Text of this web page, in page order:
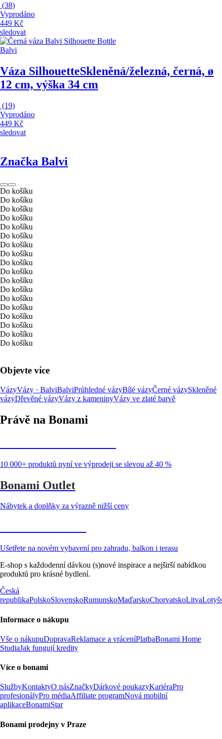
(38)
Vyprodáno
449 Kč
sledovat
Balvi
Váza SilhouetteSkleněná/železná, černá, ø
12 cm, výška 34 cm
(19)
Vyprodáno
449 Kč
sledovat
Značka Balvi
Do košíku
Do košíku
Do košíku
Do košíku
Do košíku
Do košíku
Do košíku
Do košíku
Do košíku
Do košíku
Do košíku
Do košíku
Do košíku
Do košíku
Do košíku
Do košíku
Do košíku
Do košíku
Objevte více
VázyVázy · BalviBalviPrůhledné vázyBílé vázyČerné vázySkleněné
vázyDřevěné vázyVázy z kameninyVázy ve zlaté barvě
Právě na Bonami
10 000+ produktů nyní ve výprodeji se slevou až 40 %
Bonami Outlet
Nábytek a doplňky za výrazně nižší ceny
Ušetřete na novém vybavení pro zahradu, balkon i terasu
E-shop s každodenní dávkou (s)nové inspirace a nejširší nabídkou
produktů pro krásné bydlení.
Česká
republikaPolskoSlovenskoRumunskoMaďarskoChorvatskoLitva
Informace o nákupu
Vše o nákupuDopravaReklamace a vráceníPlatbaBonami Home
StudiaJak fungují kredity
Více o bonami
SlužbyKontaktyO násZnačkyDárkové poukazyKariéraPro
profesionályPro médiaAffiliate programNová mobilní
aplikaceBonamiStar
Bonami prodejny v Praze